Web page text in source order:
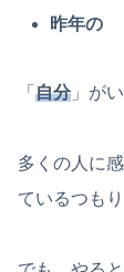
昨年の
「 自分」がい
多くの人に
ているつもり